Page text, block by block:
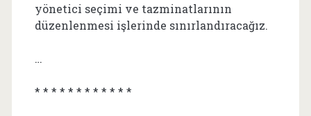
yönetici seçimi ve tazminatlarının
düzenlenmesi işlerinde sınırlandıracağız.
…
* * * * * * * * * * * *